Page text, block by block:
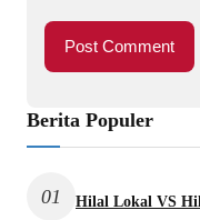
Berita Populer
01 Hilal Lokal VS